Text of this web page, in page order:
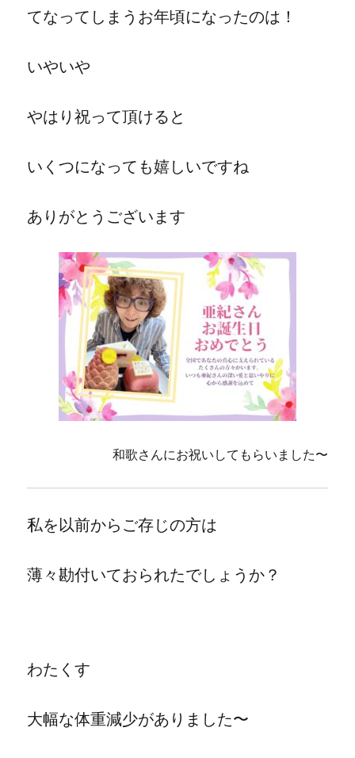
てなってしまうお年頃になったのは！
いやいや
やはり祝って頂けると
いくつになっても嬉しいですね
ありがとうございます
和歌さんにお祝いしてもらいました〜
私を以前からご存じの方は
薄々勘付いておられたでしょうか？
わたくす
大幅な体重減少がありました〜